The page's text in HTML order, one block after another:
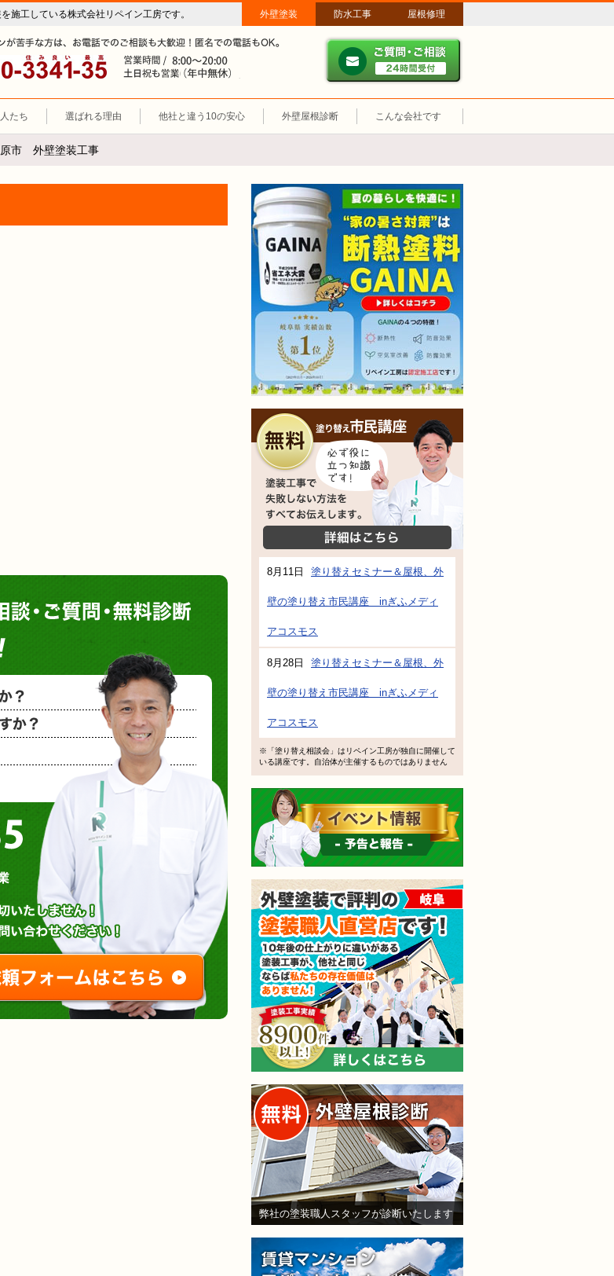
施工している株式会社リペイン工房です。 外壁塗装 防水工事 屋根修理
根塗装・雨漏り修理・防水工事）
、各務原市、羽島郡。
メールやパソコンが苦手な方は、お電話でのご相談も大歓迎！匿名での
0120-3341-35
営業時間：午前8時～午後8時 年中無休、土日祝も営業しています。
たち 選ばれる理由 他社と違う10の安心 外壁屋根診断 こんな会社です
市 外壁塗装工事
塗装工事で失敗しない方法をすべてお伝え
8月11日 塗り替えセミナー＆屋根、外
壁の塗り替え市民講座 inぎふメディ
アコスモス
8月28日 塗り替えセミナー＆屋根、外
壁の塗り替え市民講座 inぎふメディ
アコスモス
※「塗り替え相談会」はリペイン工房が独自に開催して
いる講座です。自治体が主催するものではありません
弊社の塗装職人スタッフが診断いたします
塗装や防水・雨漏り補修のご相談・ご質問・無
小さな塗装工事でもお願いできますか？
相見積もりで検討するけど、いいですか？
概算金額を教えてもらえますか？
など、お気軽にお問い合わせください。
0120-3341-35
営業時間 : 午前8時～午後8時 土日祝も営業
無料診断やお問い合わせされても売り込みは一切いたしません！ ご相談だけのお電話
ご相談・ご質問・無料診断のご依頼フォームはこちら